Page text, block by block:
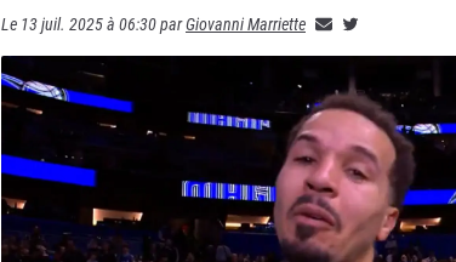
Le 13 juil. 2025 à 06:30parGiovanni Marriette